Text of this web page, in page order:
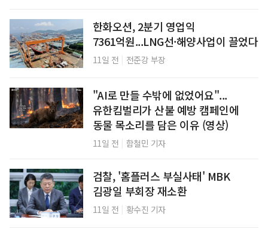
한화오션, 2분기 영업익
7361억원...LNG선·해양사업이 끌었다
11일 전 전준강 부장
"AI로 만들 수밖에 없었어요"...
유한킴벌리가 산불 예방 캠페인에
동물 목소리를 담은 이유 (영상)
11일 전 함철민 기자
검찰, '홈플러스 부실사태' MBK
김광일 부회장 재소환
11일 전 황수진 기자